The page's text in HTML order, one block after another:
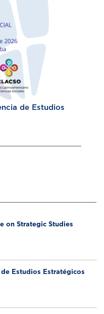
de Estudios
on Strategic Studies
de Estudios Estratégicos